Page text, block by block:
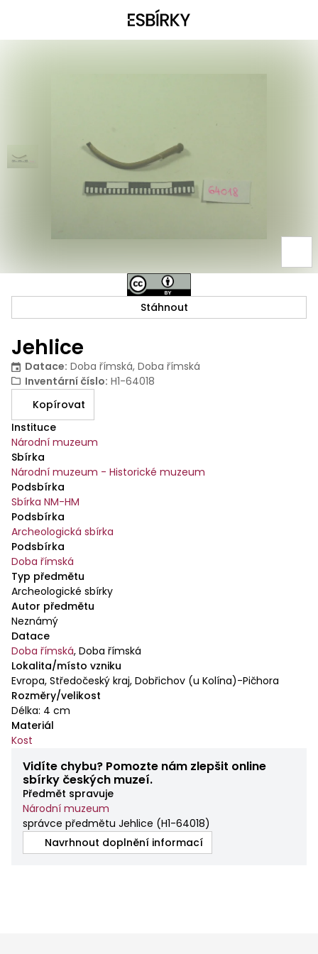
Jehlice
Datace: Doba římská, Doba římská
Inventární číslo: H1-64018
Kopírovat
Instituce
Národní muzeum
Sbírka
Národní muzeum - Historické muzeum
Podsbírka
Sbírka NM-HM
Podsbírka
Archeologická sbírka
Podsbírka
Doba římská
Typ předmětu
Archeologické sbírky
Autor předmětu
Neznámý
Datace
Doba římská, Doba římská
Lokalita/místo vzniku
Evropa, Středočeský kraj, Dobřichov (u Kolína)-Pičhora
Rozměry/velikost
Délka: 4 cm
Materiál
Kost
Vidíte chybu? Pomozte nám zlepšit online
sbírky českých muzeí.
Předmět spravuje
Národní muzeum
správce předmětu Jehlice (H1-64018)
Navrhnout doplnění informací
Stáhnout